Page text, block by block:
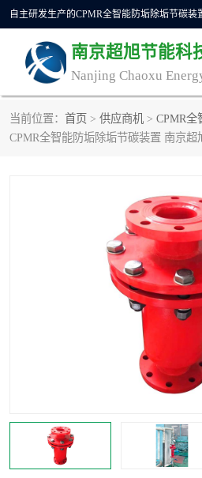
南京超旭节能科
当前位置： 首页 > 供应商机 > CPMR全
CPMR全智能防垢除垢节碳装置 南京超
CPMR